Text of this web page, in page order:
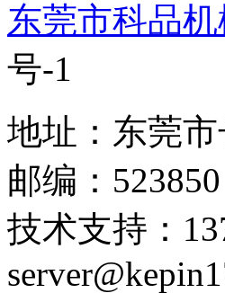
东莞市科品
号-1
地址：东莞
邮编：523850
技术支持：